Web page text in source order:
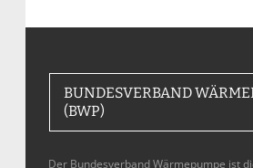
BUNDESVERBAND
(BWP)
Der Bundesverband Wärmepumpe ist